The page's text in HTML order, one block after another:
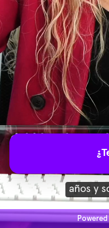
años y
Powered